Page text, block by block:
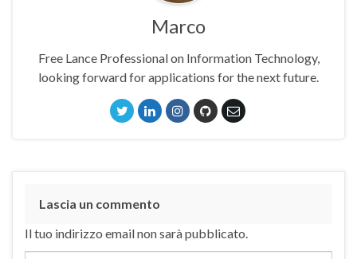
Marco
Free Lance Professional on Information Technology,
looking forward for applications for the next future.
Lascia un commento
Il tuo indirizzo email non sarà pubblicato.